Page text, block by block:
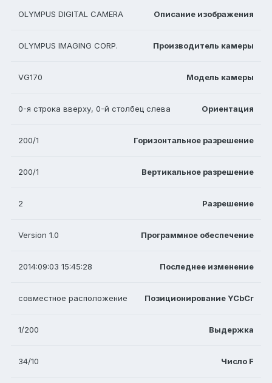
Описание изображения
OLYMPUS DIGITAL CAMERA
Производитель камеры
OLYMPUS IMAGING CORP.
Модель камеры
VG170
Ориентация
0-я строка вверху, 0-й столбец слева
Горизонтальное разрешение
200/1
Вертикальное разрешение
200/1
Разрешение
2
Программное обеспечение
Version 1.0
Последнее изменение
2014:09:03 15:45:28
Позиционирование YCbCr
совместное расположение
Выдержка
1/200
Число F
34/10